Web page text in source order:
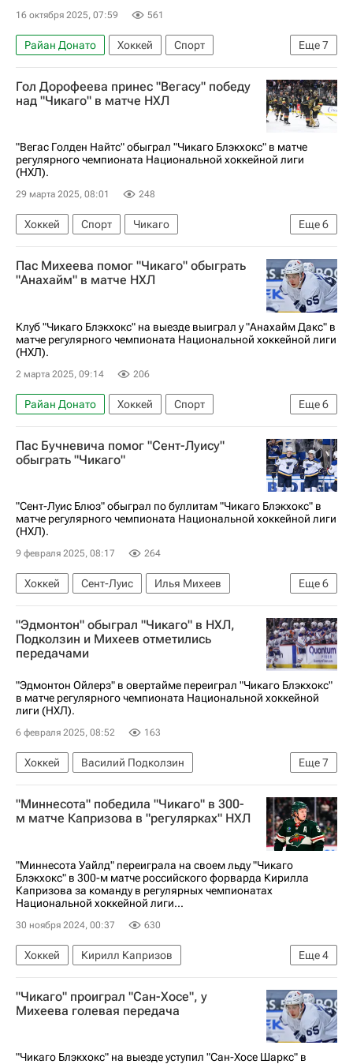
16 октября 2025, 07:59 561
Еще7
Райан Донато Хоккей
Спорт
Сент-Луис
Илья Михеев
Лукас Райхель
Чикаго Блэкхокс
Сент-Луис Блюз
Национальная хоккейная лига (НХЛ)
Гол Дорофеева принес "Вегасу" победу
над "Чикаго" в матче НХЛ
"Вегас Голден Найтс" обыграл "Чикаго Блэкхокс" в матче
регулярного чемпионата Национальной хоккейной лиги
(НХЛ).
29 марта 2025, 08:01 248
Еще6
Хоккей Спорт
Чикаго
Павел Дорофеев (хоккей)
Иван Барбашев
Илья Михеев
Вегас Голден Найтс
Пас Михеева помог "Чикаго" обыграть
"Анахайм" в матче НХЛ
Клуб "Чикаго Блэкхокс" на выезде выиграл у "Анахайм Дакс" в
матче регулярного чемпионата Национальной хоккейной лиги
(НХЛ).
2 марта 2025, 09:14 206
Еще6
Райан Донато Хоккей
Спорт
Михаил Сергачев
Патрик Марун
Чикаго Блэкхокс
Анахайм Дакс
Национальная хоккейная лига (НХЛ)
Пас Бучневича помог "Сент-Луису"
обыграть "Чикаго"
"Сент-Луис Блюз" обыграл по буллитам "Чикаго Блэкхокс" в
матче регулярного чемпионата Национальной хоккейной лиги
(НХЛ).
9 февраля 2025, 08:17 264
Еще6
Хоккей Сент-Луис
Илья Михеев
Филип Броберг
Натан Уокер
Сент-Луис Блюз
Чикаго Блэкхокс
Бостон Брюинз
Национальная хоккейная лига (НХЛ)
"Эдмонтон" обыграл "Чикаго" в НХЛ,
Подколзин и Михеев отметились
передачами
"Эдмонтон Ойлерз" в овертайме переиграл "Чикаго Блэкхокс"
в матче регулярного чемпионата Национальной хоккейной
лиги (НХЛ).
6 февраля 2025, 08:52 163
Еще7
Хоккей
Василий Подколзин
Виктор Арвидссон
Эдмонтон Ойлерз
Колорадо Эвеланш
Чикаго Блэкхокс
Илья Михеев Спорт
"Миннесота" победила "Чикаго" в 300-
м матче Капризова в "регулярках" НХЛ
"Миннесота Уайлд" переиграла на своем льду "Чикаго
Блэкхокс" в 300-м матче российского форварда Кирилла
Капризова за команду в регулярных чемпионатах
Национальной хоккейной лиги...
30 ноября 2024, 00:37 630
Еще4
Хоккей
Кирилл Капризов
Александр Овечкин
Миннесота Уайлд
Чикаго Блэкхокс
Спорт
"Чикаго" проиграл "Сан-Хосе", у
Михеева голевая передача
"Чикаго Блэкхокс" на выезде уступил "Сан-Хосе Шаркс" в